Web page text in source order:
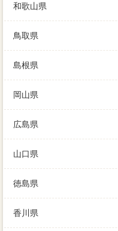
和歌山県
鳥取県
島根県
岡山県
広島県
山口県
徳島県
香川県